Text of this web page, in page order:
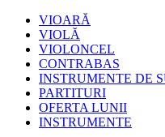
VIOARĂ
VIOLĂ
VIOLONCEL
CONTRABAS
INSTRUMENTE DE
PARTITURI
OFERTA LUNII
INSTRUMENTE